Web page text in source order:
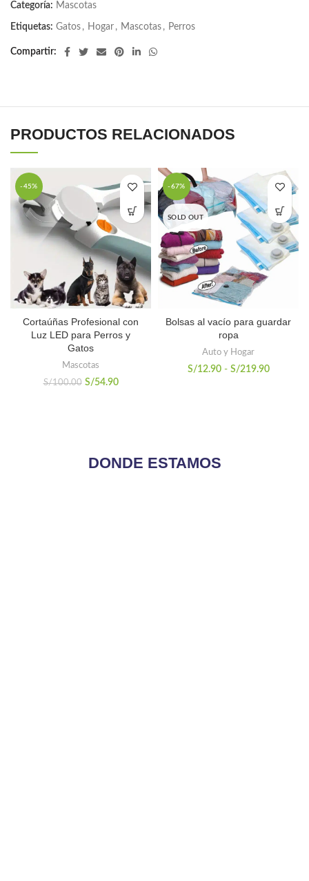
Categoría: Mascotas
Etiquetas: Gatos , Hogar , Mascotas , Perros
Compartir
PRODUCTOS RELACIONADOS
-45%
Cortaúñas Profesional con
Luz LED para Perros y
Gatos
Mascotas
S/100.00 El
S/54.90El
-67%
SOLD OUT
Bolsas al vacío para guardar
ropa
Auto y Hogar
S/12.90 - S/219.90Rango
DONDE ESTAMOS